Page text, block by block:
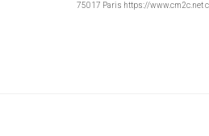
75017 Paris https://www.cm2c.net